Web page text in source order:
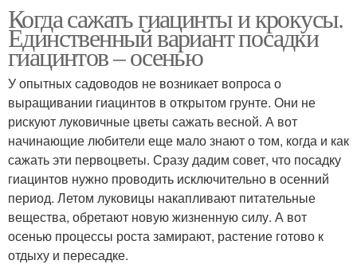
Когда сажать гиацинты и крокусы.
Единственный вариант посадки
гиацинтов – осенью
У опытных садоводов не возникает вопроса о
выращивании гиацинтов в открытом грунте. Они не
рискуют луковичные цветы сажать весной. А вот
начинающие любители еще мало знают о том, когда и как
сажать эти первоцветы. Сразу дадим совет, что посадку
гиацинтов нужно проводить исключительно в осенний
период. Летом луковицы накапливают питательные
вещества, обретают новую жизненную силу. А вот
осенью процессы роста замирают, растение готово к
отдыху и пересадке.